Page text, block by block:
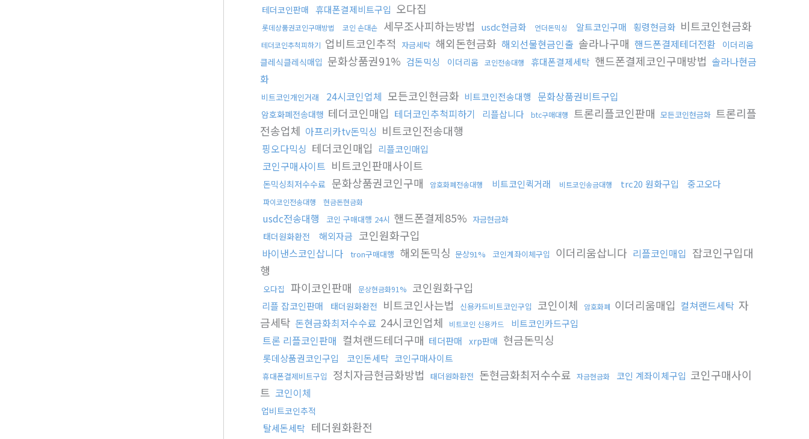
테더코인판매 휴대폰결제비트구입 오다집
롯데상품권코인구매방법 코인 손대손 세무조사피하는방법 usdc현금화 언더돈믹싱 알트코인구매 횡령현금화 비트코인현금화
테더코인추척피하기 업비트코인추적 자금세탁 해외돈현금화 해외선물현금인출 솔라나구매 핸드폰결제테더전환
이더리움
클레식클레식매입 문화상품권91% 검돈믹싱 이더리움 코인전송대행 휴대폰결제세탁 핸드폰결제코인구매방법 솔라나현금
화
비트코인개인거래 24시코인업체 모든코인현금화 비트코인전송대행 문화상품권비트구입
암호화폐전송대행 테더코인매입 테더코인추척피하기 리플삽니다 btc구매대행 트론리플코인판매 모든코인현금화 트론리플
전송업체 아프리카tv돈믹싱 비트코인전송대행
핑오다믹싱 테더코인매입 리플코인매입
코인구매사이트 비트코인판매사이트
돈믹싱최저수수료 문화상품권코인구매 암호화폐전송대행 비트코인퀵거래 비트코인송금대행 trc20 원화구입 중고오다
파이코인전송대행 현금돈현금화
usdc전송대행 코인 구매대행 24시 핸드폰결제85% 자금현금화
태더원화환전 해외자금 코인원화구입
바이낸스코인삽니다 tron구매대행 해외돈믹싱 문상91% 코인계좌이체구입 이더리움삽니다 리플코인매입 잡코인구입대
행
오다집 파이코인판매 문상현금화91% 코인원화구입
리플 잡코인판매 태더원화환전 비트코인사는법 신용카드비트코인구입 코인이체 암호화폐 이더리움매입 컬쳐랜드세탁 자
금세탁 돈현금화최저수수료 24시코인업체 비트코인 신용카드 비트코인카드구입
트론 리플코인판매 컬쳐랜드테더구매 테더판매 xrp판매 현금돈믹싱
롯데상품권코인구입 코인돈세탁 코인구매사이트
휴대폰결제비트구입 정치자금현금화방법 태더원화환전 돈현금화최저수수료 자금현금화 코인 계좌이체구입 코인구매사이
트 코인이체
업비트코인추적
탈세돈세탁 테더원화환전